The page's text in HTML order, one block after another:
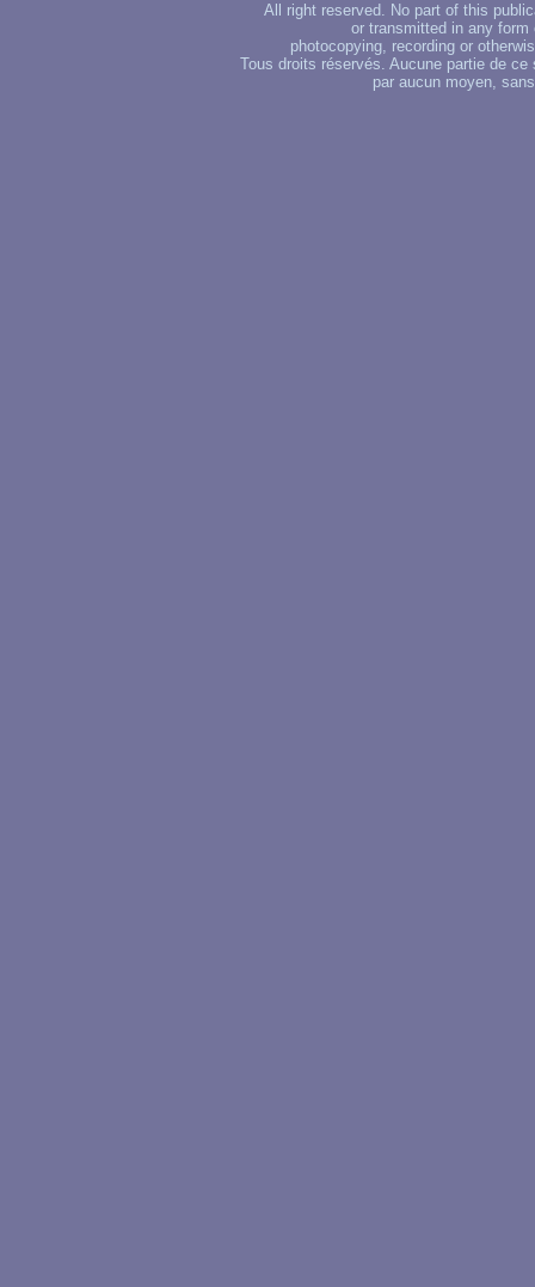
All right reserved. No part of this
or transmitted in any
photocopying, recording or
Tous droits réservés. Aucune partie de
par aucun moyen,